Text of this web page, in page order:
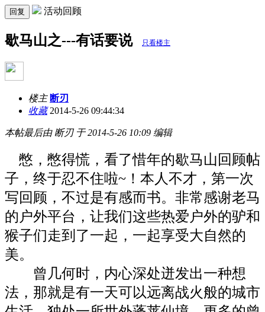
回复 活动回顾
歇马山之---有话要说 只看楼主
楼主 断刃
收藏2014-5-26 09:44:34
本帖最后由 断刃 于 2014-5-26 10:09 编辑
憋，憋得慌，看了惜年的歇马山回顾帖
子，终于忍不住啦~！本人不才，第一次
写回顾，不过是有感而书。非常感谢老马
的户外平台，让我们这些热爱户外的驴和
猴子们走到了一起，一起享受大自然的
美。
曾几何时，内心深处迸发出一种想
法，那就是有一天可以远离战火般的城市